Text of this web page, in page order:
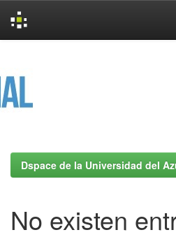
Dspace de la Universidad del
No existen